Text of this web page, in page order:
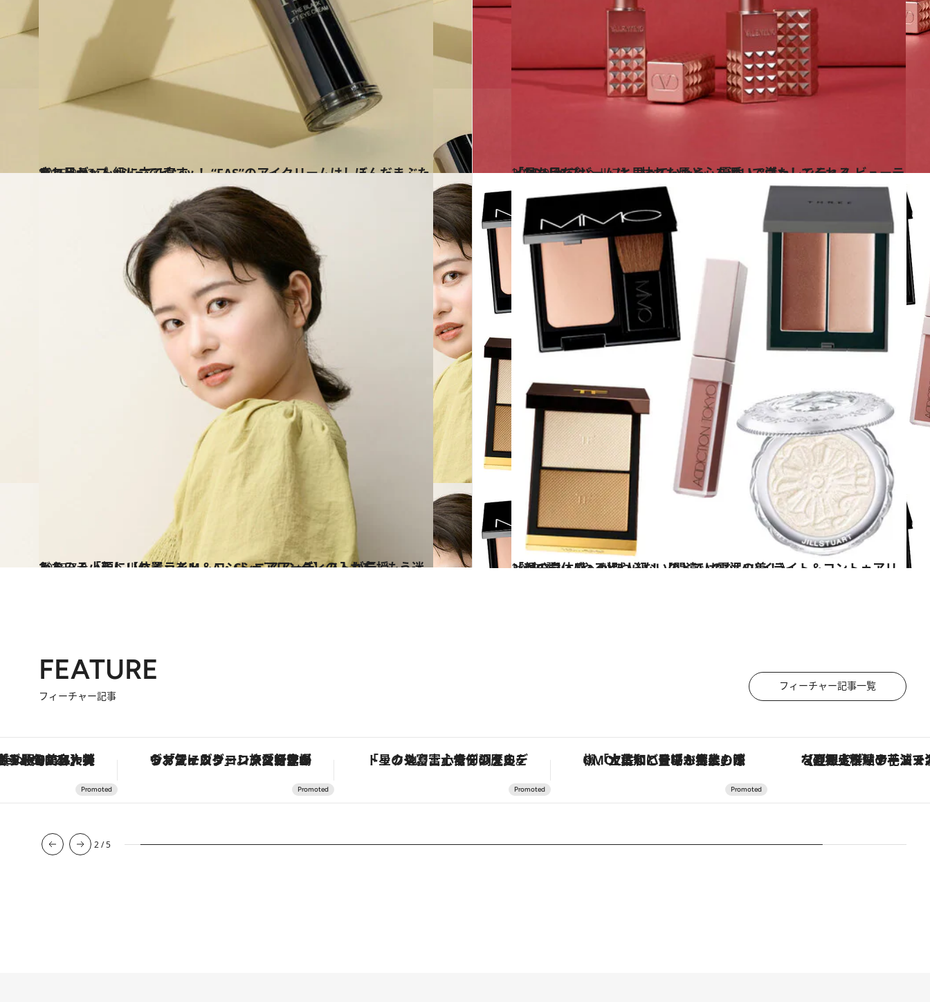
2025.9.22
疲れ目が1プッシュでピンッ！ “FAS”のアイクリームはしぼんだまぶたをコルセット級に立て直す
ビューティ＆ヘルス 2025.9.15
「見た目だけ……」と思っていたら、優秀！ “ヴァレンティノ ビューティ”のリップバームは、枯れた唇と心を潤いで満たしてくれる
ビューティ＆ヘルス
2025.7.2
みるみる小顔に【ハイライト＆コントゥアリング】の入れ方、もう迷わない！「正しい位置」をM・A・Cシニアアーティストが伝授
ビューティ＆ヘルス 2025.7.2
「顔の立体感」が別人級！【間違いのないハイライト＆コントゥアリング9選】《やるとやらないのとでは雲泥の差！》
ビューティ＆ヘルス
FEATURE
フィーチャー記事
フィーチャー記事一覧
【銀座で出合う最旬美容】美髪ケアや上質な眠り…セルフケアのアップデートから、特別な名入れギフトまで。大人のための「ReFa GINZA」クルーズ ヴァシュロン・コンスタンタン「オーヴァーシーズ・オートマティック」。旅愛好家のお気に入りコレクションから、ジェンダーレスな新作が登場 「星のや富士」でデジタルデトックス。冨士信仰の歴史を辿り、心身を調える。 「土佐和ハーブかき氷」がOMO7高知に登場！生姜、山椒、大葉など目にも舌にも涼を呼ぶ郷土の味 【夏限定ディナーコース】旬を迎える稚鮎や花ズッキーニなどをイタリア・トスカー
2/5